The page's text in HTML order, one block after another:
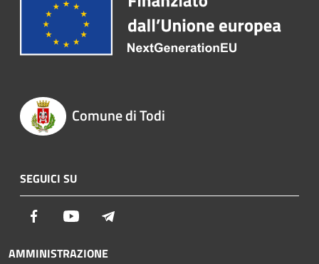
Comune di Todi
SEGUICI SU
Facebook Youtube
AMMINISTRAZIONE